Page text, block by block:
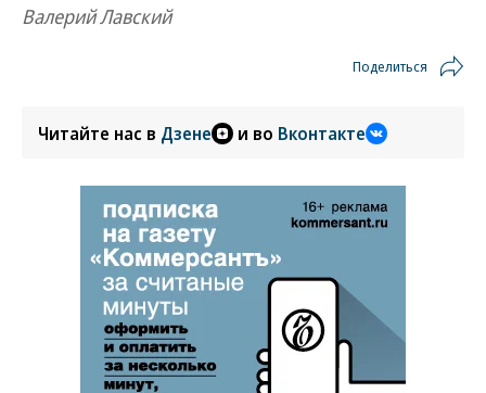
Валерий Лавский
Поделиться
Читайте нас в Дзене и во Вконтакте